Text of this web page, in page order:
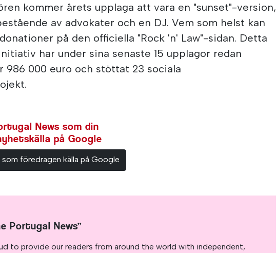
kommer årets upplaga att vara en "sunset"-version,
av advokater och en DJ. Vem som helst kan
på den officiella "Rock 'n' Law"-sidan. Detta
har under sina senaste 15 upplagor redan
986 000 euro och stöttat 23 sociala
News som din
på Google
föredragen källa på Google
Portugal News”
to provide our readers from around the world with independent,